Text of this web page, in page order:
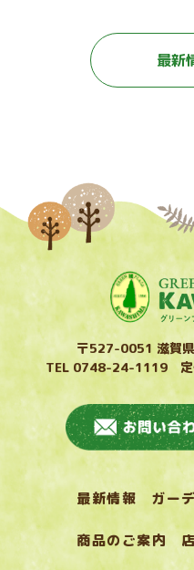
最新
〒527-0051 滋賀
TEL 0748-24-1119 定
最新情報 ガー
商品のご案内